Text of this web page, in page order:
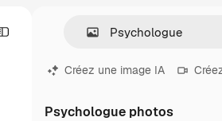
Créez une image IA
Psychologue photos